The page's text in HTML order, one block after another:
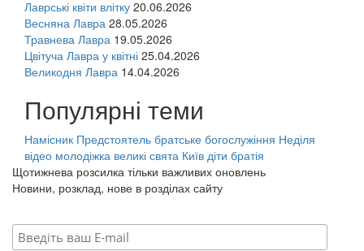
Лаврські квіти влітку 20.06.2026
Весняна Лавра 28.05.2026
Травнева Лавра 19.05.2026
Цвітуча Лавра у квітні 25.04.2026
Великодня Лавра 14.04.2026
Популярні теми
Намісник Предстоятель братське богослужіння Неділя
відео молодіжка великі свята Київ діти братія
Щотижнева розсилка тільки важливих оновлень
Новини, розклад, нове в розділах сайту